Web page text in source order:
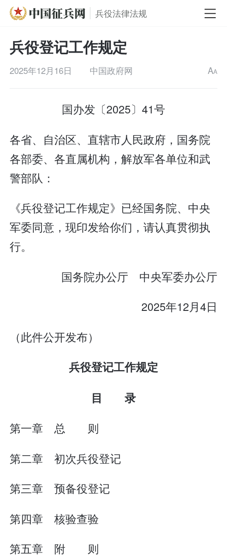
兵役法律法规
兵役登记工作规定
2025年12月16日 中国政府网 AA
国办发〔2025〕41号
各省、自治区、直辖市人民政府，国务院
各部委、各直属机构，解放军各单位和武
警部队：
《兵役登记工作规定》已经国务院、中央
军委同意，现印发给你们，请认真贯彻执
行。
国务院办公厅 中央军委办公厅
2025年12月4日
（此件公开发布）
兵役登记工作规定
目 录
第一章 总 则
第二章 初次兵役登记
第三章 预备役登记
第四章 核验查验
第五章 附 则